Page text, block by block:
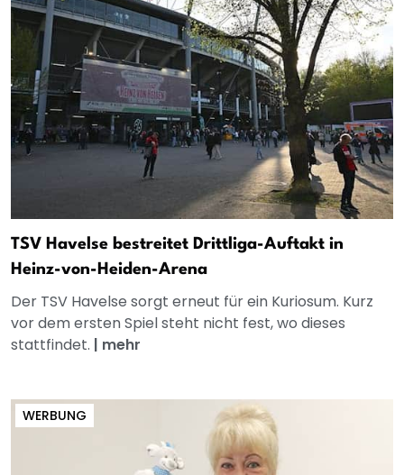
TSV Havelse bestreitet Drittliga-Auftakt in
Heinz-von-Heiden-Arena
Der TSV Havelse sorgt erneut für ein Kuriosum. Kurz
vor dem ersten Spiel steht nicht fest, wo dieses
stattfindet. | mehr
WERBUNG